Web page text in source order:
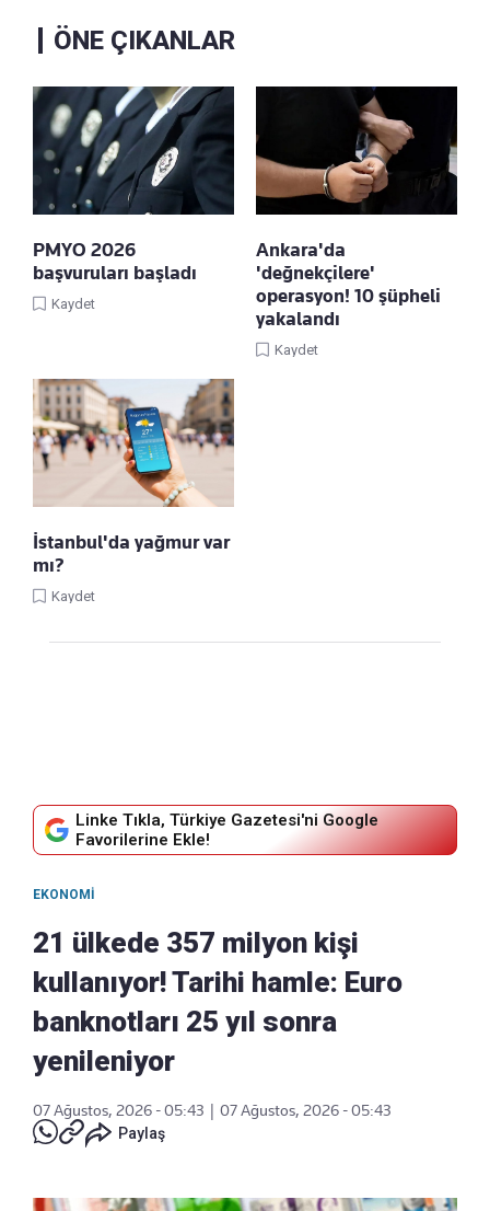
ÖNE ÇIKANLAR
PMYO 2026
başvuruları başladı
Kaydet
Ankara'da
'değnekçilere'
operasyon! 10 şüpheli
yakalandı
Kaydet
İstanbul'da yağmur var
mı?
Kaydet
Linke Tıkla, Türkiye Gazetesi'ni Google
Favorilerine Ekle!
EKONOMI
21 ülkede 357 milyon kişi
kullanıyor! Tarihi hamle: Euro
banknotları 25 yıl sonra
yenileniyor
07 Ağustos, 2026 - 05:43
07 Ağustos, 2026 - 05:43
Paylaş